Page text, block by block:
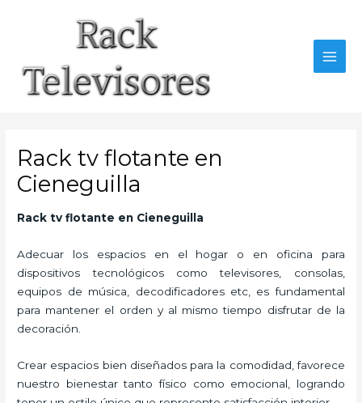
Rack tv flotante en
Cieneguilla
Rack tv flotante en Cieneguilla
Adecuar los espacios en el hogar o en oficina para
dispositivos tecnológicos como televisores, consolas,
equipos de música, decodificadores etc, es fundamental
para mantener el orden y al mismo tiempo disfrutar de la
decoración.
Crear espacios bien diseñados para la comodidad, favorece
nuestro bienestar tanto físico como emocional, logrando